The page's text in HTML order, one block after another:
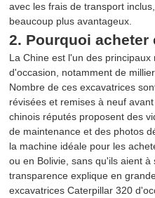
avec les frais de transport
beaucoup plus avantageux.
2. Pourquoi acheter
La Chine est l'un des
d'occasion, notamment de
Nombre de ces excavatrices
révisées et remises à neuf
chinois réputés proposent des
de maintenance et des photos
la machine idéale pour les
ou en Bolivie, sans qu'ils aient
transparence explique en
excavatrices Caterpillar 320